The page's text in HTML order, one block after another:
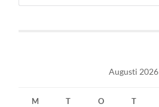
Augusti 2026
M T O T